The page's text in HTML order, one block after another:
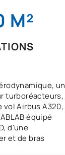
M²
un
turboréacteurs,
vol Airbus A320,
équipé
d'une
et de bras